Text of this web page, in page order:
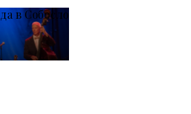
в Собосло